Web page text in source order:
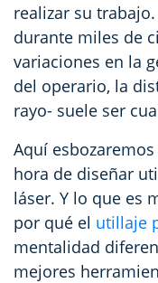
realizar su
durante miles de
variaciones en la
del operario, la
rayo- suele ser
Aquí
hora de diseñar
láser. Y lo que es
por qué el utillaje
mentalidad
mejores